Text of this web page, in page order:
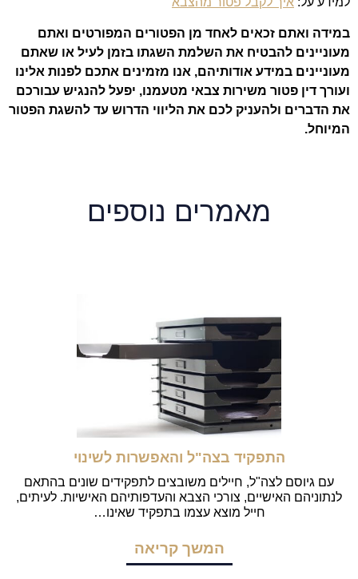
במידה ואתם זכאים לאחד מן הפטורים המפורטים ואתם
מעוניינים להבטיח את השלמת השגתו בזמן לעיל או שאתם
מעוניינים במידע אודותיהם, אנו מזמינים אתכם לפנות אלינו
ועורך דין פטור משירות צבאי מטעמנו, יפעל להנגיש עבורכם
את הדברים ולהעניק לכם את הליווי הדרוש עד להשגת הפטור
המיוחל.
מאמרים נוספים
התפקיד בצה"ל והאפשרות לשינוי
עם גיוסם לצה"ל, חיילים משובצים לתפקידים שונים בהתאם
לנתוניהם האישיים, צורכי הצבא והעדפותיהם האישיות. לעיתים,
חייל מוצא עצמו בתפקיד שאינו…
המשך קריאה